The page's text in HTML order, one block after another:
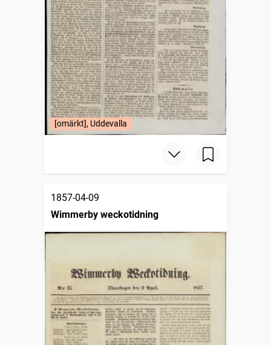
[omärkt], Uddevalla
1857-04-09
Wimmerby weckotidning